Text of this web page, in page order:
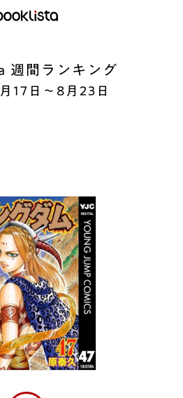
週間ランキング
17日〜8月23日